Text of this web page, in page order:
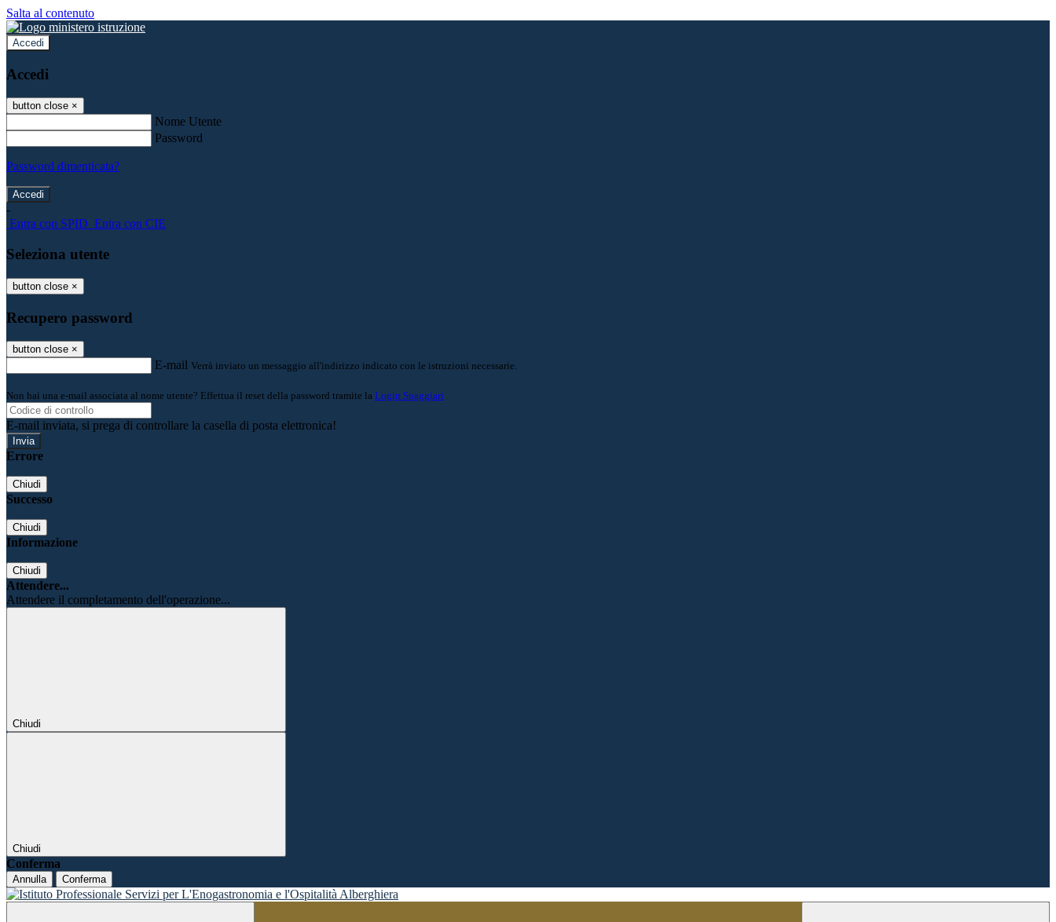
Salta al contenuto
Accedi
Accedi
button close ×
Nome Utente
Password
Password dimenticata?
-
Entra con SPID Entra con CIE
Seleziona utente
button close ×
Recupero password
button close ×
E-mail Verrà inviato un messaggio all'indirizzo indicato con le istruzioni necessarie.
Non hai una e-mail associata al nome utente? Effettua il reset della password tramite la Login Spaggiari
E-mail inviata, si prega di controllare la casella di posta elettronica!
Errore
Chiudi
Successo
Chiudi
Informazione
Chiudi
Attendere...
Attendere il completamento dell'operazione...
Chiudi
Chiudi
Conferma
Annulla Conferma